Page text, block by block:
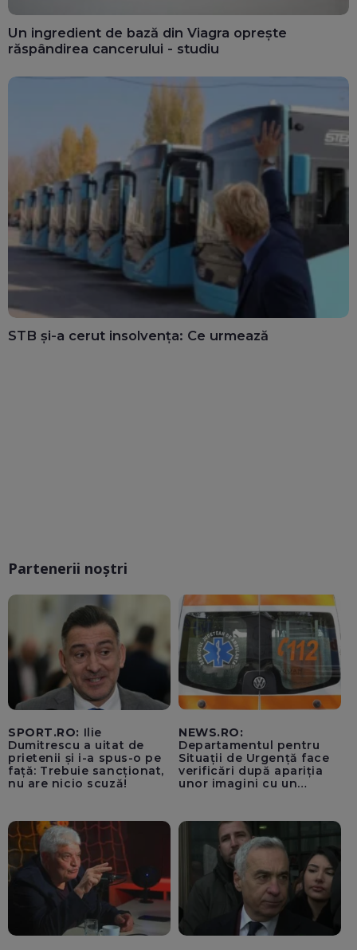
Un ingredient de bază din Viagra oprește
răspândirea cancerului - studiu
STB și-a cerut insolvența: Ce urmează
Partenerii noștri
SPORT.RO: Ilie
Dumitrescu a uitat de
prietenii și i-a spus-o pe
față: Trebuie sancționat,
nu are nicio scuză!
NEWS.RO:
Departamentul pentru
Situații de Urgență face
verificări după apariția
unor imagini cu un
pentru cumpărături în
timp ce transporta un
pacient către spital